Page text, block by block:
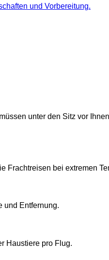
und Vorbereitung.
unter den Sitz vor
Frachtreisen bei extremen
und Entfernung.
Haustiere pro Flug.